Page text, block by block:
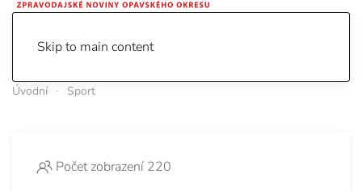
Skip to main content
Úvodní Sport
Počet zobrazení 220